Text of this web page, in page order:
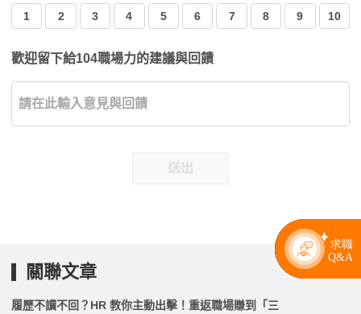
1 2 3 4 5 6 7 8 9 10
歡迎留下給104職場力的建議與回饋
送出
關聯文章
履歷不讀不回？HR 教你主動出擊！重返職場賺到「三